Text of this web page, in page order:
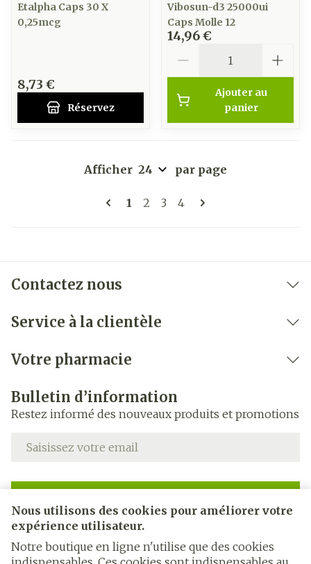
Nous utilisons des cookies pour améliorer votre
expérience utilisateur.
Notre boutique en ligne n'utilise que des cookies
Etalpha Caps 30 X
0,25mcg
8,73 €
Réservez
Vibosun-d3 25000ui
Caps Molle 12
14,96 €
Ajouter au
panier
Pages
Vous lisez actuellement la
1 Page
2 Page
3 Page
4
Afficher par page
Contactez nous
Service à la clientèle
Votre pharmacie
Bulletin d’information
Restez informé des nouveaux produits et promotions
Adresse mail
En cliquant sur s'abonner, vous vous abonnez à notre
newsletter et acceptez notrepolitique de confidentialité